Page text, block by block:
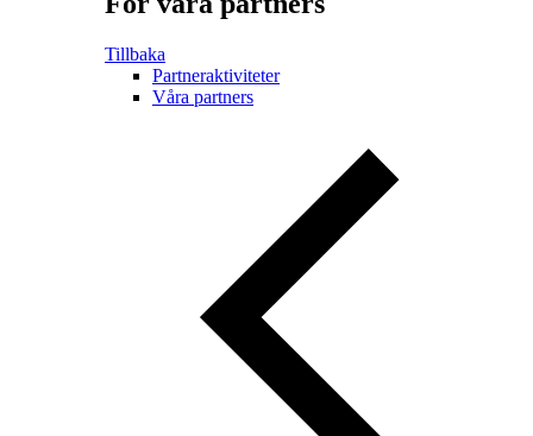
Tillbaka
Partneraktiviteter
Våra partners